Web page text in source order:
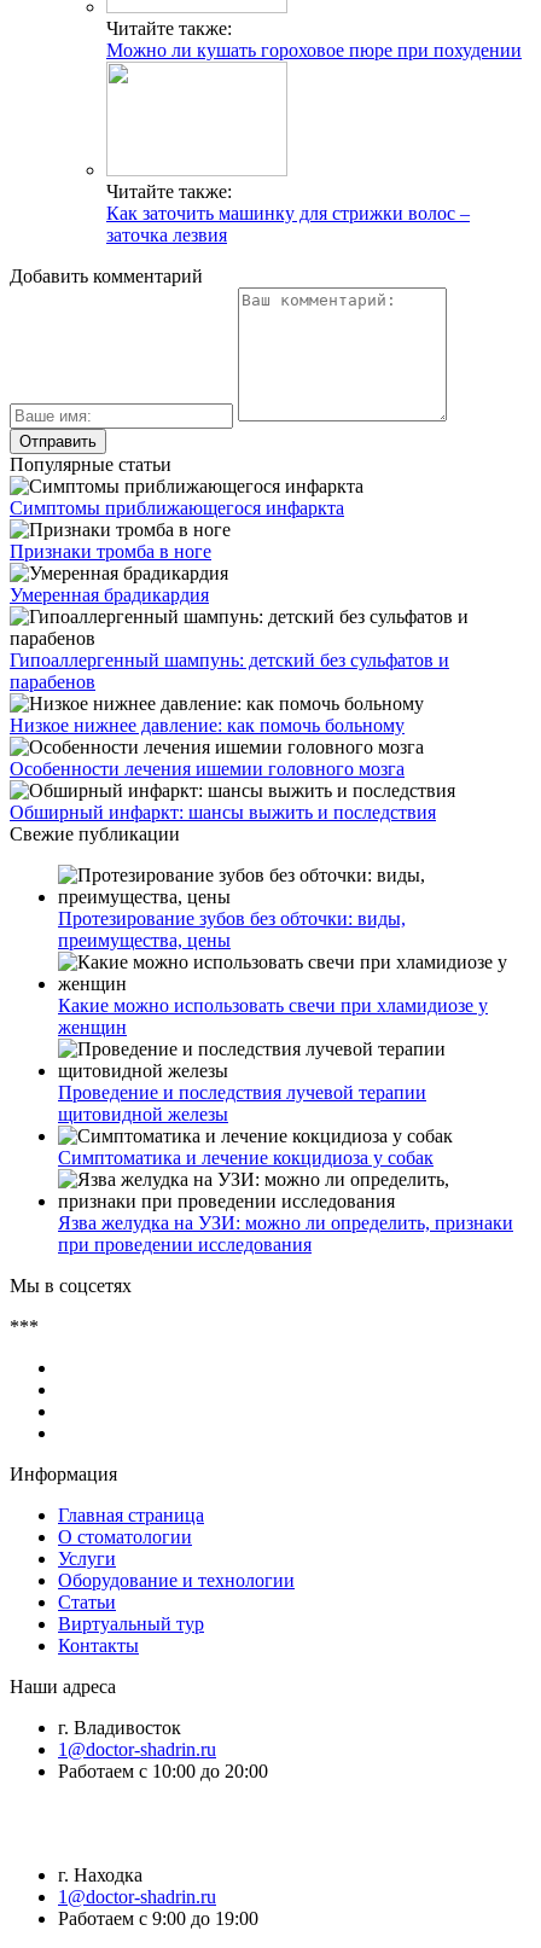
Читайте также:
Можно ли кушать гороховое пюре при похудении
Читайте также:
Как заточить машинку для стрижки волос –
заточка лезвия
Добавить комментарий
Популярные статьи
Симптомы приближающегося инфаркта
Признаки тромба в ноге
Умеренная брадикардия
Гипоаллергенный шампунь: детский без сульфатов и
парабенов
Низкое нижнее давление: как помочь больному
Особенности лечения ишемии головного мозга
Обширный инфаркт: шансы выжить и последствия
Свежие публикации
Протезирование зубов без обточки: виды,
преимущества, цены
Какие можно использовать свечи при хламидиозе у
женщин
Проведение и последствия лучевой терапии
щитовидной железы
Симптоматика и лечение кокцидиоза у собак
Язва желудка на УЗИ: можно ли определить, признаки
при проведении исследования
Мы в соцсетях
***
Информация
Главная страница
О стоматологии
Услуги
Оборудование и технологии
Статьи
Виртуальный тур
Контакты
Наши адреса
г. Владивосток
1@doctor-shadrin.ru
Работаем с 10:00 до 20:00
г. Находка
1@doctor-shadrin.ru
Работаем с 9:00 до 19:00